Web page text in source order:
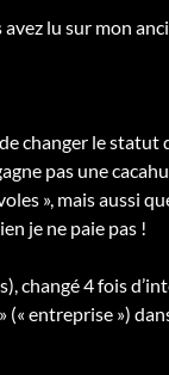
lu sur mon
changer le
pas une
», mais aussi
je ne paie pas !
changé 4 fois
(« entreprise »)